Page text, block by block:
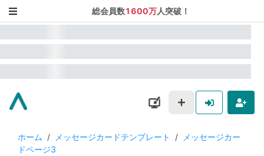
総会員数1600万人突破！
ホーム / メッセージカードテンプレート /
メッセージカー
ドページ3